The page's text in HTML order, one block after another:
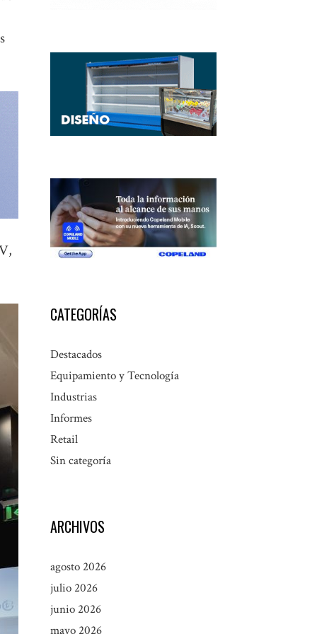
CATEGORÍAS
Destacados
Equipamiento y Tecnología
Industrias
Informes
Retail
Sin categoría
ARCHIVOS
agosto 2026
julio 2026
junio 2026
mayo 2026